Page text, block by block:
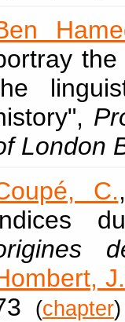
London
C.
(chapter)